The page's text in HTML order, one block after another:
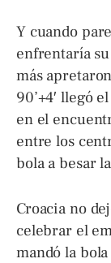
Y cuando
enfrentaría
más
90’+4′ llegó el
en el
entre los
bola a besar
Croacia no
celebrar el
mandó la